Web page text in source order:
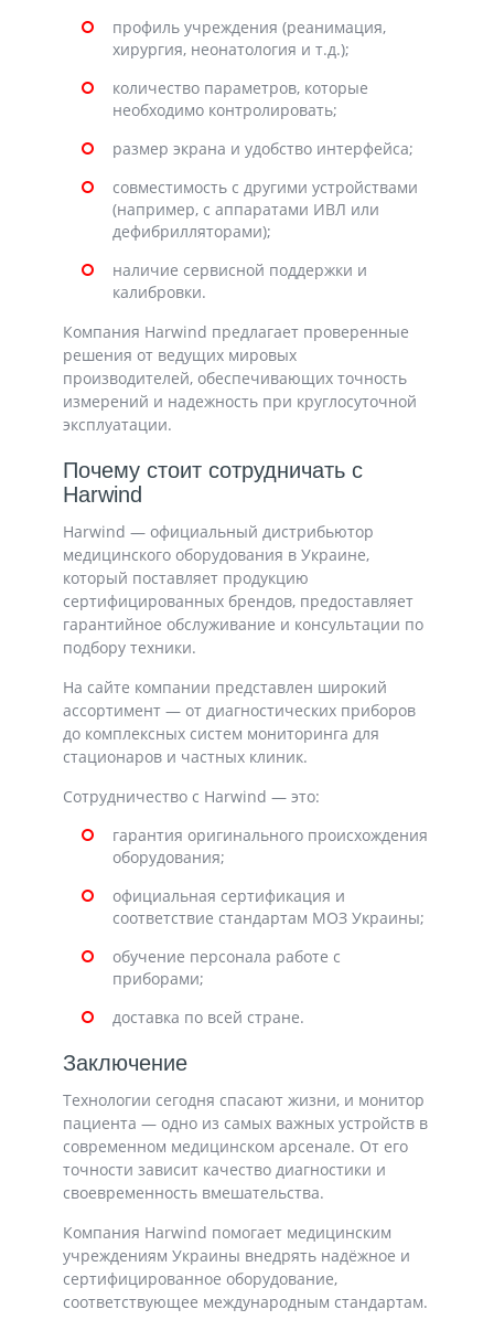
профиль учреждения (реанимация,
хирургия, неонатология и т.д.);
количество параметров, которые
необходимо контролировать;
размер экрана и удобство интерфейса;
совместимость с другими устройствами
(например, с аппаратами ИВЛ или
дефибрилляторами);
наличие сервисной поддержки и
калибровки.
Компания Harwind предлагает проверенные
решения от ведущих мировых
производителей, обеспечивающих точность
измерений и надежность при круглосуточной
эксплуатации.
Почему стоит сотрудничать с
Harwind
Harwind — официальный дистрибьютор
медицинского оборудования в Украине,
который поставляет продукцию
сертифицированных брендов, предоставляет
гарантийное обслуживание и консультации по
подбору техники.
На сайте компании представлен широкий
ассортимент — от диагностических приборов
до комплексных систем мониторинга для
стационаров и частных клиник.
Сотрудничество с Harwind — это:
гарантия оригинального происхождения
оборудования;
официальная сертификация и
соответствие стандартам МОЗ Украины;
обучение персонала работе с
приборами;
доставка по всей стране.
Заключение
Технологии сегодня спасают жизни, и монитор
пациента — одно из самых важных устройств в
современном медицинском арсенале. От его
точности зависит качество диагностики и
своевременность вмешательства.
Компания Harwind помогает медицинским
учреждениям Украины внедрять надёжное и
сертифицированное оборудование,
соответствующее международным стандартам.